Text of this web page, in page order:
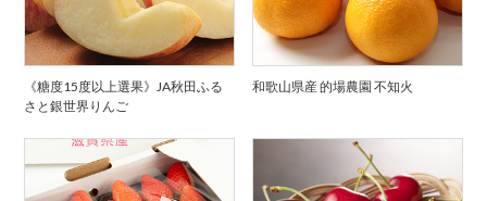
《糖度15度以上選果》JA秋田ふる
さと銀世界りんご
和歌山県産 的場農園 不知火